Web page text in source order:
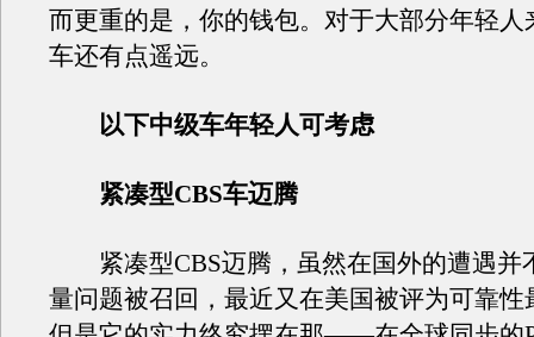
而更重的是，你的钱包。对于大部分年轻人
车还有点遥远。
以下中级车年轻人可考虑
紧凑型CBS车迈腾
紧凑型CBS迈腾，虽然在国外的遭遇并
量问题被召回，最近又在美国被评为可靠性